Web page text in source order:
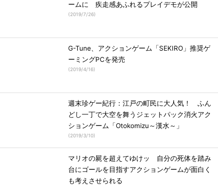
ームに 疾走感あふれるプレイデモが公開
(2019/7/26)
G-Tune、アクションゲーム「SEKIRO」推奨ゲ
ーミングPCを発売
(2019/4/16)
週末珍ゲー紀行：江戸の町民に大人気！ ふん
どし一丁で大空を舞うジェットパック消火アク
ションゲーム「Otokomizu～漢水～」
(2019/3/10)
マリオの屍を超えてゆけッ 自分の死体を踏み
台にゴールを目指すアクションゲームが面白く
も考えさせられる